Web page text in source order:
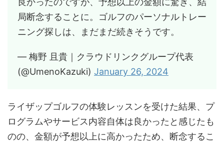
局断念することに。ゴルフのパーソナルトレー
ニング探しは、まだまだ続きそうです。
— 梅野 且貴｜クラウドリンクグループ代表
(@UmenoKazuki) January 26, 2024
ライザップゴルフの体験レッスンを受けた結果、プ
ログラムやサービス内容自体は良かったと感じたも
のの、金額が予想以上に高かったため、断念するこ